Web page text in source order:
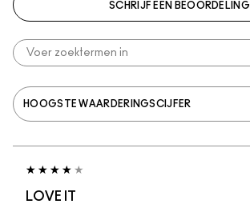
SCHRIJF EEN BEOORDELING
LOVE IT